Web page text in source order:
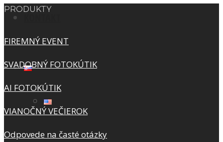
PRODUKTY
FIREMNÝ EVENT
SVADOBNÝ FOTOKÚTIK
AI FOTOKÚTIK
VIANOČNÝ VEČIEROK
Odpovede na časté otázky